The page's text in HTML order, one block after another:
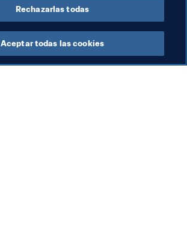
Rechazarlas todas
Aceptar todas las cookies